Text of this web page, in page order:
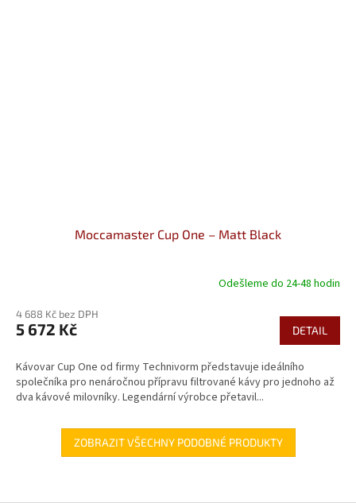
Moccamaster Cup One – Matt Black
Odešleme do 24-48 hodin
4 688 Kč bez DPH
5 672 Kč DETAIL
Kávovar Cup One od firmy Technivorm představuje ideálního
společníka pro nenáročnou přípravu filtrované kávy pro jednoho až
dva kávové milovníky. Legendární výrobce přetavil...
ZOBRAZIT VŠECHNY PODOBNÉ PRODUKTY